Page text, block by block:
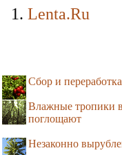
Lenta.Ru
Сбор и
Влажные тропики
поглощают
Незаконно